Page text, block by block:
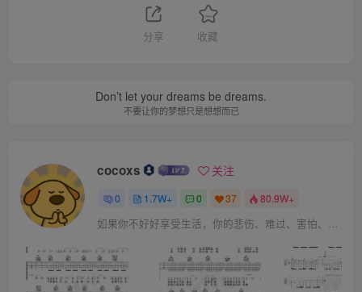
分享 收藏
Don’t let your dreams be dreams.
不要让你的梦想只是想想而已
cocoxs 关注
0 1.7W+ 0 37 80.9W+